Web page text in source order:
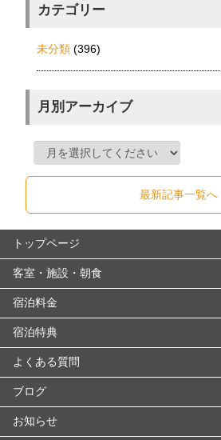
カテゴリー
未分類 (396)
月別アーカイブ
最新記事一覧へ
トップページ
客室・施設・朝食
宿泊料金
宿泊特典
よくある質問
ブログ
お知らせ